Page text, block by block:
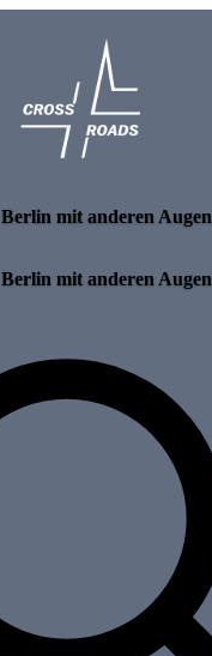
Berlin mit anderen Augen
Berlin mit anderen Augen